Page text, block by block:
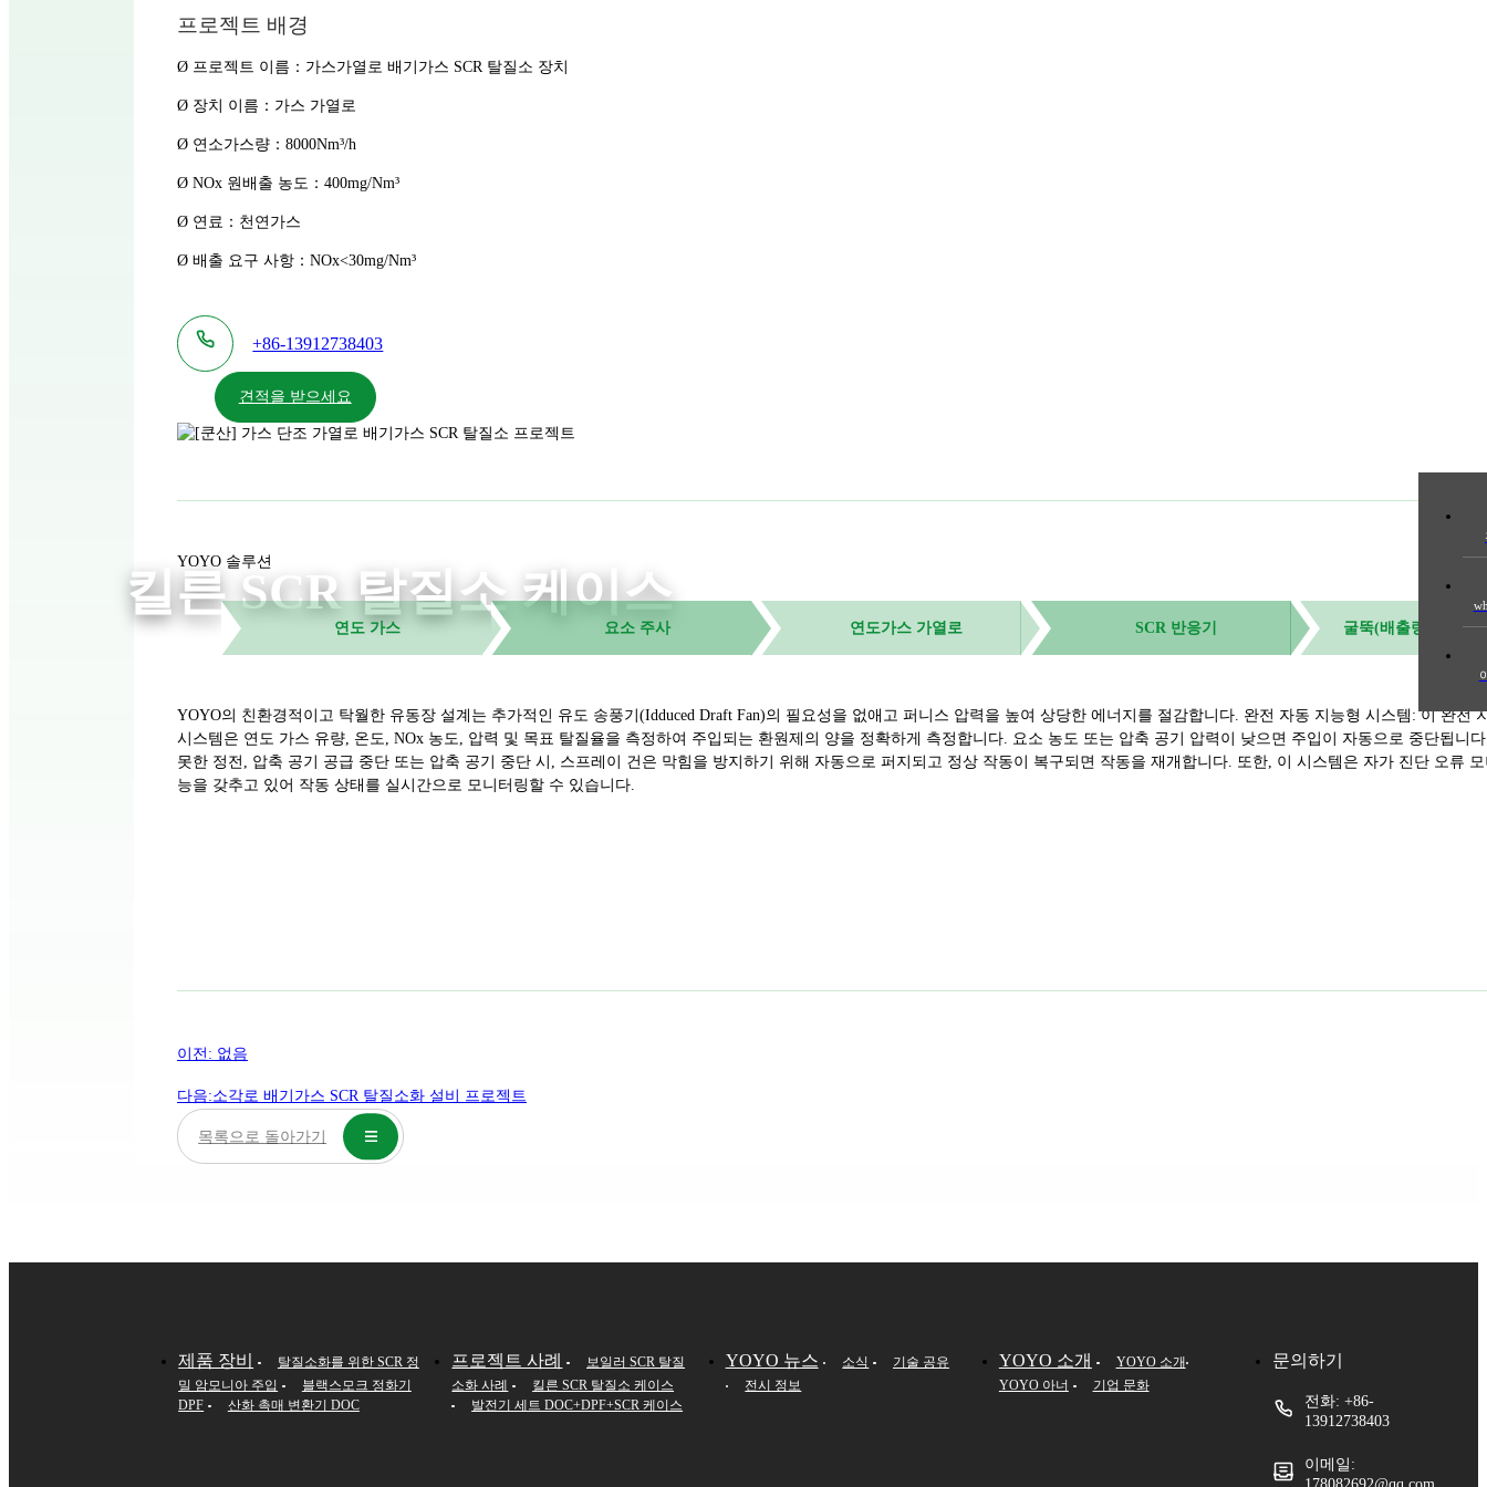
킬른 SCR 탈질소 케이스
프로젝트 배경
Ø 프로젝트 이름：가스가열로 배기가스 SCR 탈질소 장치
Ø 장치 이름：가스 가열로
Ø 연소가스량：8000Nm³/h
Ø NOx 원배출 농도：400mg/Nm³
Ø 연료：천연가스
Ø 배출 요구 사항：NOx<30mg/Nm³
+86-13912738403
견적을 받으세요
YOYO 솔루션
연도 가스 요소 주사 연도가스 가열로 SCR 반응기 굴뚝(배출량이 기준
YOYO의 친환경적이고 탁월한 유동장 설계는 추가적인 유도 송풍기(Idduced Draft Fan)의 필요성을 없애고 퍼니스 압력을 높여 상당한 에너지를 절감합니다. 완전 자동 지능형 시스템: 이 완전
시스템은 연도 가스 유량, 온도, NOx 농도, 압력 및 목표 탈질율을 측정하여 주입되는 환원제의 양을 정확하게 측정합니다. 요소 농도 또는 압축 공기 압력이 낮으면 주입이 자동으로 중단됩니
못한 정전, 압축 공기 공급 중단 또는 압축 공기 중단 시, 스프레이 건은 막힘을 방지하기 위해 자동으로 퍼지되고 정상 작동이 복구되면 작동을 재개합니다. 또한, 이 시스템은 자가 진단 오류
능을 갖추고 있어 작동 상태를 실시간으로 모니터링할 수 있습니다.
이전: 없음
다음:소각로 배기가스 SCR 탈질소화 설비 프로젝트
목록으로 돌아가기
제품 장비
탈질소화를 위한 SCR 정
밀 암모니아 주입
블랙스모크 정화기
DPF
산화 촉매 변환기 DOC
프로젝트 사례
보일러 SCR 탈질
소화 사례
킬른 SCR 탈질소 케이스
발전기 세트 DOC+DPF+SCR 케이스
YOYO 뉴스 소식
기술 공유
전시 정보
YOYO 소개
YOYO 소개
YOYO 아너
기업 문화
문의하기
전화: +86-
13912738403
이메일: